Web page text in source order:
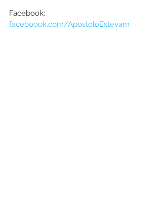
Facebook:
faceboook.com/ApostoloEstevam